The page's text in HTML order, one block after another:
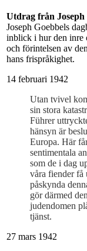
Utdrag från Joseph
Joseph Goebbels
inblick i hur den inre
och förintelsen av
hans frispråkighet.
14 februari 1942
Utan tvivel
sin stora
Führer
hänsyn är
Europa. Här
sentimentala
som de i dag
våra fiender få
påskynda
gör därmed
judendomen
tjänst.
27 mars 1942